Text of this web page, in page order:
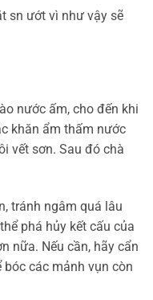
sn ướt vì như vậy sẽ
nước ấm, cho đến khi
khăn ẩm thấm nước
vết sơn. Sau đó chà
tránh ngâm quá lâu
phá hủy kết cấu của
nữa. Nếu cần, hãy cẩn
các mảnh vụn còn